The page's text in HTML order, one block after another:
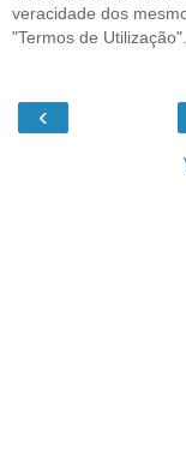
veracidade dos
"Termos de Utilização".
‹